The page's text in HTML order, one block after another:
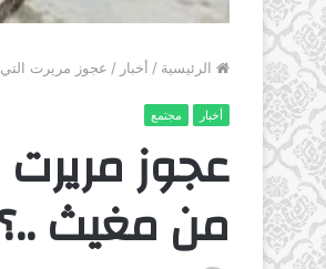
الرئيسية / أخبار / عجوز مريرت
أخبار مجتمع
عجوز
من مغيث